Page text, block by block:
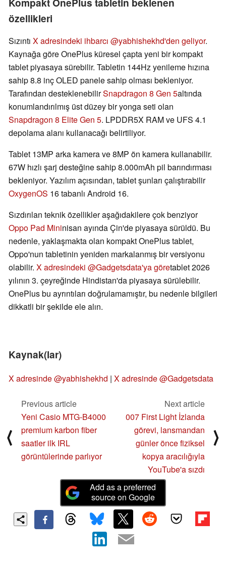
özellikleri
Sızıntı X adresindeki ihbarcı @yabhishekhd'den geliyor.
Kaynağa göre OnePlus küresel çapta yeni bir kompakt
tablet piyasaya sürebilir. Tabletin 144Hz yenileme hızına
sahip 8.8 inç OLED panele sahip olması bekleniyor.
Tarafından desteklenebilirSnapdragon 8 Gen 5altında
konumlandırılmış üst düzey bir yonga seti olan
Snapdragon 8 Elite Gen 5. LPDDR5X RAM ve UFS 4.1
depolama alanı kullanacağı belirtiliyor.
Tablet 13MP arka kamera ve 8MP ön kamera kullanabilir.
67W hızlı şarj desteğine sahip 8.000mAh pil barındırması
bekleniyor. Yazılım açısından, tablet şunları çalıştırabilir
OxygenOS 16 tabanlı Android 16.
Sızdırılan teknik özellikler aşağıdakilere çok benziyor
Oppo Pad Mininisan ayında Çin'de piyasaya sürüldü. Bu
nedenle, yaklaşmakta olan kompakt OnePlus tablet,
Oppo'nun tabletinin yeniden markalanmış bir versiyonu
olabilir. X adresindeki @Gadgetsdata'ya göretablet 2026
yılının 3. çeyreğinde Hindistan'da piyasaya sürülebilir.
OnePlus bu ayrıntıları doğrulamamıştır, bu nedenle bilgileri
dikkatli bir şekilde ele alın.
Kaynak(lar)
X adresinde @yabhishekhd | X adresinde @Gadgetsdata
⟨
Previous article
Yeni Casio MTG-B4000
premium karbon fiber
saatler ilk IRL
görüntülerinde parlıyor
Next article
007 First Light İzlanda
görevi, lansmandan
günler önce fiziksel
kopya aracılığıyla
YouTube'a sızdı
⟩
Add as a preferred
source on Google